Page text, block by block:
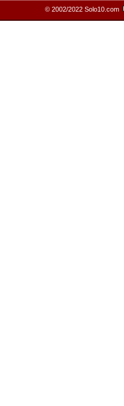
© 2002/2022 Solo10.com